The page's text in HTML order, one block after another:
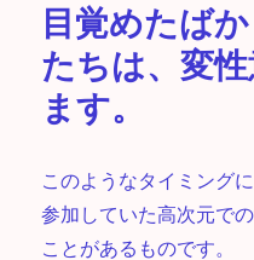
目覚めたば
たちは、変
ます。
このようなタイミング
参加していた高次元で
ことがあるものです。